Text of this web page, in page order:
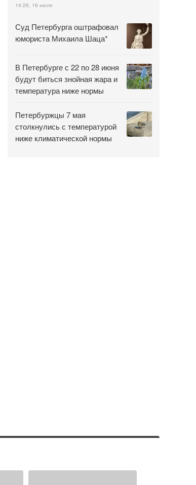
14:26, 16 июля
Суд Петербурга оштрафовал
юмориста Михаила Шаца*
В Петербурге с 22 по 28 июня
будут биться знойная жара и
температура ниже нормы
Петербуржцы 7 мая
столкнулись с температурой
ниже климатической нормы